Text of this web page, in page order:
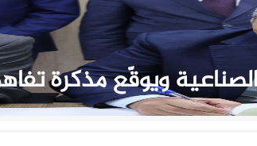
ويوقّع مذكرة تفاهم